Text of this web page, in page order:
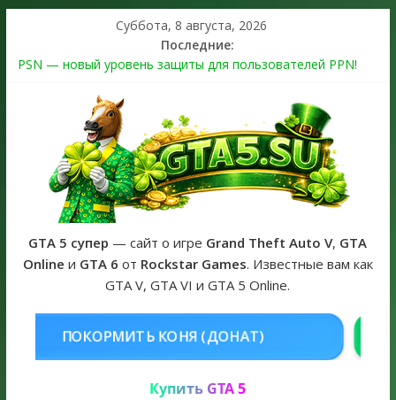
Суббота, 8 августа, 2026
Последние:
PSN — новый уровень защиты для пользователей PPN!
The Kortz Center Heist выйдет в GTA Online уже 14 июля
Регистрация в Rockstar Games Social Club ошибка #1.500.7:
как зарегистрировать аккаунт и войти без проблем в 2026
Получайте особые награды в GTA Online по программе
Fine Art Collector
GTA 6 официальная обложка игры и Предзаказ Grand Theft
Auto VI
GTA 5 супер — сайт о игре Grand Theft Auto V, GTA
Online и GTA 6 от Rockstar Games. Известные вам как
GTA V, GTA VI и GTA 5 Online.
(ДОНАТ) КУПИТЬ GTA 5
Купить GTA 5